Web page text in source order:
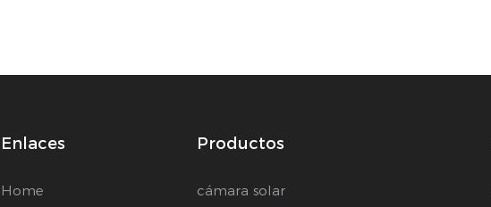
Enlaces
Home
Productos
cámara solar